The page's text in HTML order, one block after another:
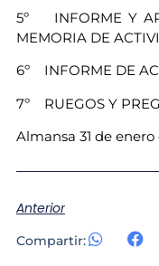
5º INFORME Y
MEMORIA DE
6º INFORME DE
7º RUEGOS Y
Almansa 31 de enero
Anterior
Compartir: